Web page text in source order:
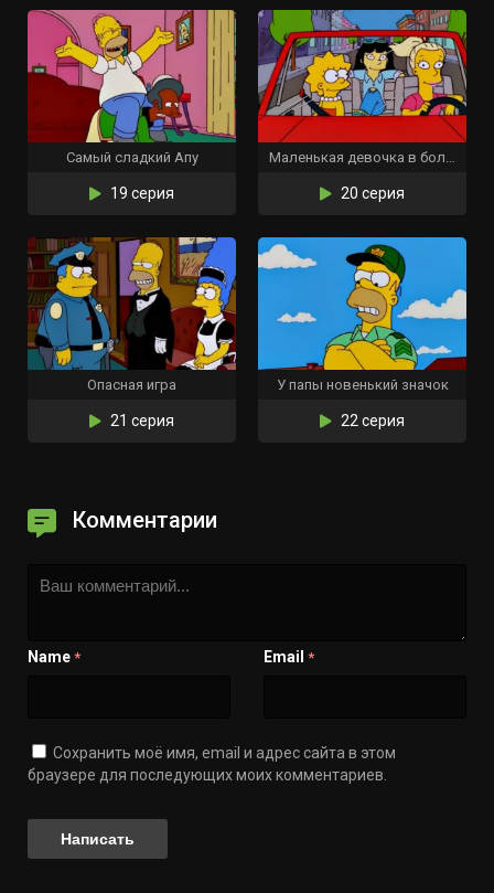
Самый сладкий Апу
19 серия
Маленькая девочка в большой десятке
20 серия
Опасная игра
21 серия
У папы новенький значок
22 серия
Комментарии
Name * Email *
Сохранить моё имя, email и адрес сайта в этом
браузере для последующих моих комментариев.